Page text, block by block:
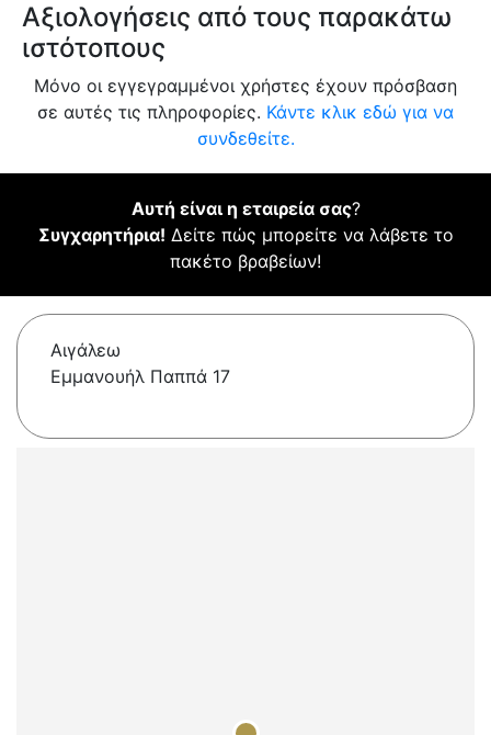
Αξιολογήσεις από τους παρακάτω
ιστότοπους
Μόνο οι εγγεγραμμένοι χρήστες έχουν πρόσβαση
σε αυτές τις πληροφορίες. Κάντε κλικ εδώ για να
συνδεθείτε.
Αυτή είναι η εταιρεία σας?
Συγχαρητήρια! Δείτε πώς μπορείτε να λάβετε το
πακέτο βραβείων!
Αιγάλεω
Εμμανουήλ Παππά 17